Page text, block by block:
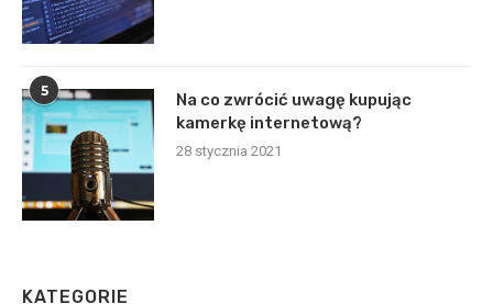
5
Na co zwrócić uwagę kupując
kamerkę internetową?
28 stycznia 2021
KATEGORIE